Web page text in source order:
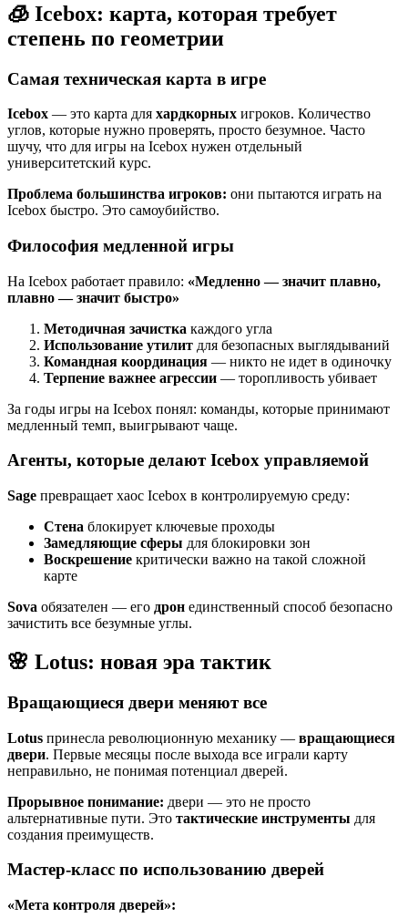
🧊 Icebox: карта, которая требует
степень по геометрии
Самая техническая карта в игре
Icebox — это карта для хардкорных игроков. Количество
углов, которые нужно проверять, просто безумное. Часто
шучу, что для игры на Icebox нужен отдельный
университетский курс.
Проблема большинства игроков: они пытаются играть на
Icebox быстро. Это самоубийство.
Философия медленной игры
На Icebox работает правило: «Медленно — значит плавно,
плавно — значит быстро»
Методичная зачистка каждого угла
Использование утилит для безопасных выглядываний
Командная координация — никто не идет в одиночку
Терпение важнее агрессии — торопливость убивает
За годы игры на Icebox понял: команды, которые принимают
медленный темп, выигрывают чаще.
Агенты, которые делают Icebox управляемой
Sage превращает хаос Icebox в контролируемую среду:
Стена блокирует ключевые проходы
Замедляющие сферы для блокировки зон
Воскрешение критически важно на такой сложной
карте
Sova обязателен — его дрон единственный способ безопасно
зачистить все безумные углы.
🌸 Lotus: новая эра тактик
Вращающиеся двери меняют все
Lotus принесла революционную механику — вращающиеся
двери. Первые месяцы после выхода все играли карту
неправильно, не понимая потенциал дверей.
Прорывное понимание: двери — это не просто
альтернативные пути. Это тактические инструменты для
создания преимуществ.
Мастер-класс по использованию дверей
«Мета контроля дверей»: